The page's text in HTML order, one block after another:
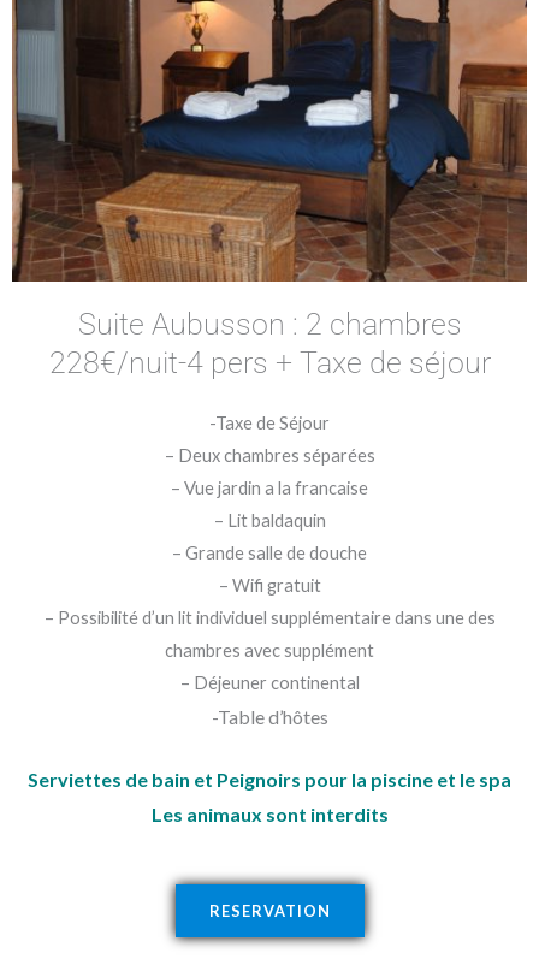
Suite Aubusson : 2 chambres
228€/nuit-4 pers + Taxe de séjour
-Taxe de Séjour
– Deux chambres séparées
– Vue jardin a la francaise
– Lit baldaquin
– Grande salle de douche
– Wifi gratuit
– Possibilité d’un lit individuel supplémentaire dans une des
chambres avec supplément
– Déjeuner continental
-Table d’hôtes
Serviettes de bain et Peignoirs pour la piscine et le spa
Les animaux sont interdits
RESERVATION